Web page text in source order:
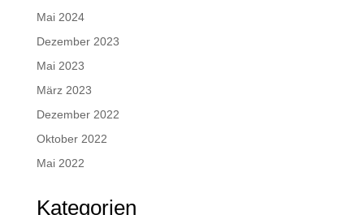
Mai 2024
Dezember 2023
Mai 2023
März 2023
Dezember 2022
Oktober 2022
Mai 2022
Kategorien